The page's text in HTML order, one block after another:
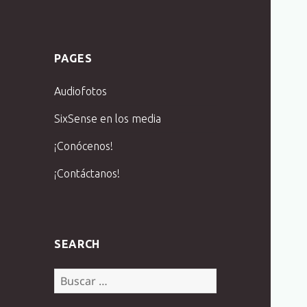
PAGES
Audiofotos
SixSense en los media
¡Conócenos!
¡Contáctanos!
SEARCH
Buscar: